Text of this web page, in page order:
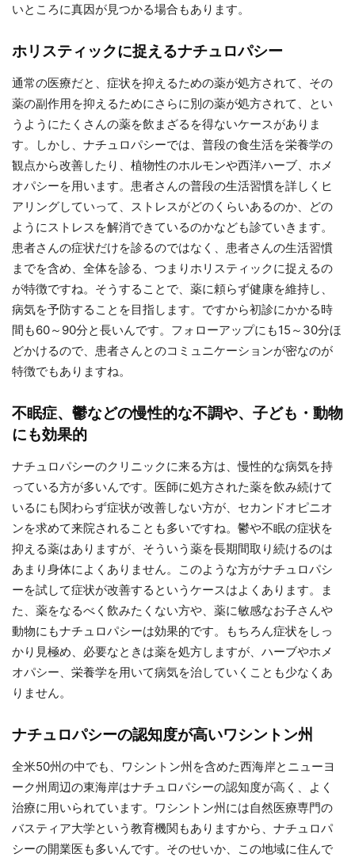
いところに真因が見つかる場合もあります。
ホリスティックに捉えるナチュロパシー
通常の医療だと、症状を抑えるための薬が処方されて、その
薬の副作用を抑えるためにさらに別の薬が処方されて、とい
うようにたくさんの薬を飲まざるを得ないケースがありま
す。しかし、ナチュロパシーでは、普段の食生活を栄養学の
観点から改善したり、植物性のホルモンや西洋ハーブ、ホメ
オパシーを用います。患者さんの普段の生活習慣を詳しくヒ
アリングしていって、ストレスがどのくらいあるのか、どの
ようにストレスを解消できているのかなども診ていきます。
患者さんの症状だけを診るのではなく、患者さんの生活習慣
までを含め、全体を診る、つまりホリスティックに捉えるの
が特徴ですね。そうすることで、薬に頼らず健康を維持し、
病気を予防することを目指します。ですから初診にかかる時
間も60～90分と長いんです。フォローアップにも15～30分ほ
どかけるので、患者さんとのコミュニケーションが密なのが
特徴でもありますね。
不眠症、鬱などの慢性的な不調や、子ども・動物
にも効果的
ナチュロパシーのクリニックに来る方は、慢性的な病気を持
っている方が多いんです。医師に処方された薬を飲み続けて
いるにも関わらず症状が改善しない方が、セカンドオピニオ
ンを求めて来院されることも多いですね。鬱や不眠の症状を
抑える薬はありますが、そういう薬を長期間取り続けるのは
あまり身体によくありません。このような方がナチュロパシ
ーを試して症状が改善するというケースはよくあります。ま
た、薬をなるべく飲みたくない方や、薬に敏感なお子さんや
動物にもナチュロパシーは効果的です。もちろん症状をしっ
かり見極め、必要なときは薬を処方しますが、ハーブやホメ
オパシー、栄養学を用いて病気を治していくことも少なくあ
りません。
ナチュロパシーの認知度が高いワシントン州
全米50州の中でも、ワシントン州を含めた西海岸とニューヨ
ーク州周辺の東海岸はナチュロパシーの認知度が高く、よく
治療に用いられています。ワシントン州には自然医療専門の
バスティア大学という教育機関もありますから、ナチュロパ
シーの開業医も多いんです。そのせいか、この地域に住んで